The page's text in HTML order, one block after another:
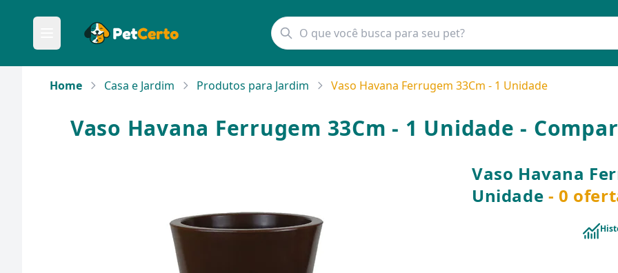
Home Casa e Jardim Produtos para Jardim Vaso Havana Ferrugem 33Cm - 1 Unidade
Vaso Havana Ferrugem 33Cm - 1 Unidade -
Vaso Havana
Unidade - 0